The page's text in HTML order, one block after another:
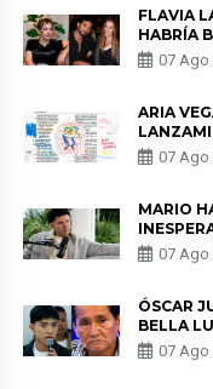
FLAVIA
HABRÍA
HEREDIA
DE LAS
07 Ago
ARIA
07 Ago
MARIO
SALUD
KORINA:
07 Ago
ÓSCAR
BELLA
PADRE
NALDY
07 Ago